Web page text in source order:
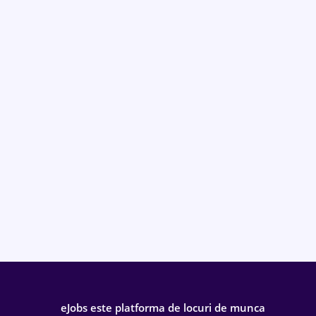
eJobs este platforma de locuri de munca